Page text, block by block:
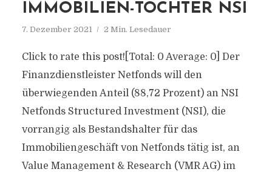
IMMOBILIEN-TOCHTER NSI
7. Dezember 2021 2 Min. Lesedauer
Click to rate this post![Total: 0 Average: 0] Der
Finanzdienstleister Netfonds will den
überwiegenden Anteil (88,72 Prozent) an NSI
Netfonds Structured Investment (NSI), die
vorrangig als Bestandshalter für das
Immobiliengeschäft von Netfonds tätig ist, an
Value Management & Research (VMR AG) im